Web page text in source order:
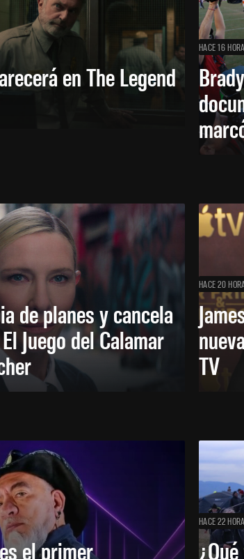
en The Legend
HACE 16
de planes y cancela
Juego del Calamar
HACE 20
TV
el primer
HACE 22